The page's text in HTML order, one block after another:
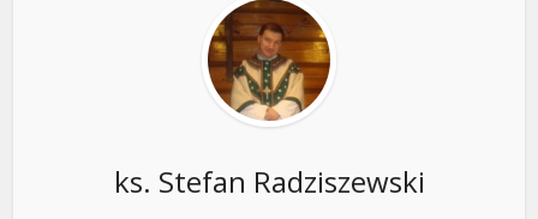
ks. Stefan Radziszewski